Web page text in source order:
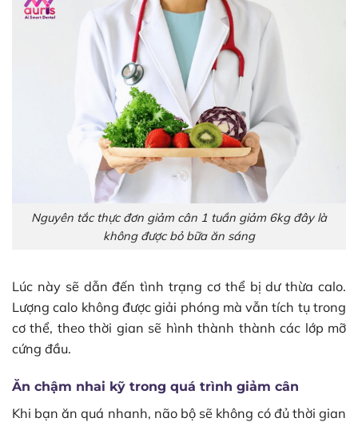
Nguyên tắc thực đơn giảm cân 1 tuần giảm 6kg đây là
không được bỏ bữa ăn sáng
Lúc này sẽ dẫn đến tình trạng cơ thể bị dư thừa calo.
Lượng calo không được giải phóng mà vẫn tích tụ trong
cơ thể, theo thời gian sẽ hình thành thành các lớp mỡ
cứng đầu.
Ăn chậm nhai kỹ trong quá trình giảm cân
Khi bạn ăn quá nhanh, não bộ sẽ không có đủ thời gian